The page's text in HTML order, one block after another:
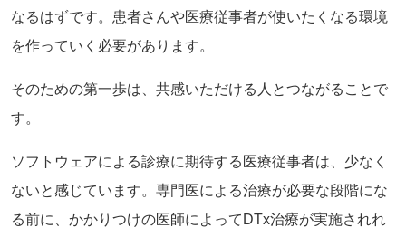
なるはずです。患者さんや医療従事者が使いたくなる環境
を作っていく必要があります。
そのための第一歩は、共感いただける人とつながることで
す。
ソフトウェアによる診療に期待する医療従事者は、少なく
ないと感じています。専門医による治療が必要な段階にな
る前に、かかりつけの医師によってDTx治療が実施されれ